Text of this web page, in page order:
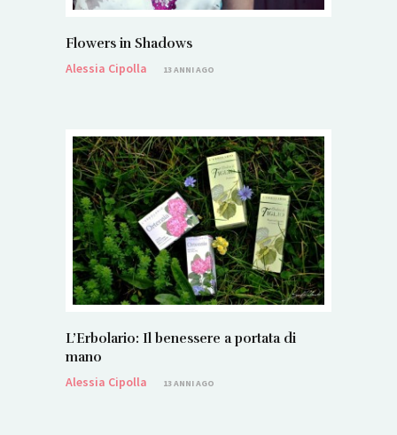
Flowers in Shadows
Alessia Cipolla
13 ANNI AGO
L’Erbolario: Il benessere a portata di
mano
Alessia Cipolla
13 ANNI AGO